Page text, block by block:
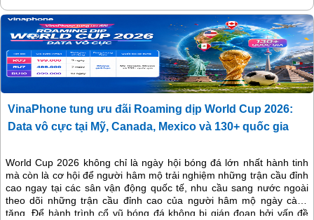
VinaPhone tung ưu đãi Roaming dịp World Cup 2026:
Data vô cực tại Mỹ, Canada, Mexico và 130+ quốc gia
World Cup 2026 không chỉ là ngày hội bóng đá lớn nhất hành tinh
mà còn là cơ hội để người hâm mộ trải nghiệm những trận cầu đỉnh
cao ngay tại các sân vận động quốc tế, nhu cầu sang nước ngoài
theo dõi những trận cầu đỉnh cao của người hâm mộ ngày càng
tăng. Để hành trình cổ vũ bóng đá không bị gián đoạn bởi vấn đề